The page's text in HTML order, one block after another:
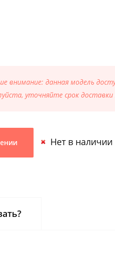
внимание: данная модель
уточняйте срок доставки
Нет в наличии